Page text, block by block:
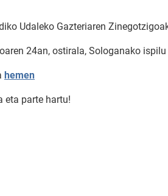
Udaleko Gazteriaren
24an, ostirala, Sologanako
hemen
eta parte hartu!